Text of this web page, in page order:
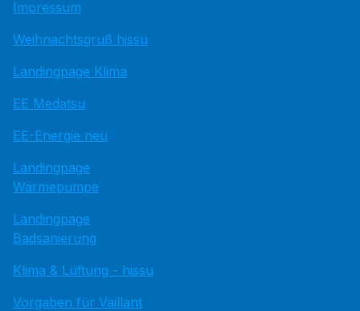
Impressum
Weihnachtsgruß hissu
Landingpage Klima
EE Medatsu
EE-Energie neu
Landingpage
Wärmepumpe
Landingpage
Badsanierung
Klima & Lüftung - hissu
Vorgaben für Vaillant